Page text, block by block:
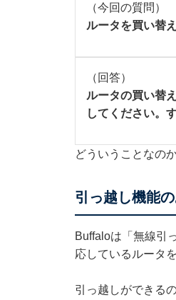
（今回の質問）
ルータを買い替
（回答）
ルータの買い替
してください。
どういうことなの
引っ越し機能
Buffaloは「無線引
応しているルータ
引っ越しができる